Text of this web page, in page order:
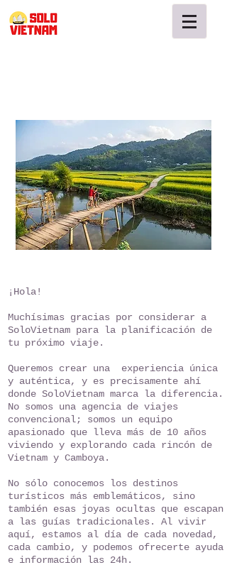
¡Hola!
Muchísimas gracias por considerar a
SoloVietnam para la planificación de
tu próximo viaje.
Queremos crear una experiencia única
y auténtica, y es precisamente ahí
donde SoloVietnam marca la diferencia.
No somos una agencia de viajes
convencional; somos un equipo
apasionado que lleva más de 10 años
viviendo y explorando cada rincón de
Vietnam y Camboya.
No sólo conocemos los destinos
turísticos más emblemáticos, sino
también esas joyas ocultas que escapan
a las guías tradicionales. Al vivir
aquí, estamos al día de cada novedad,
cada cambio, y podemos ofrecerte ayuda
e información las 24h.